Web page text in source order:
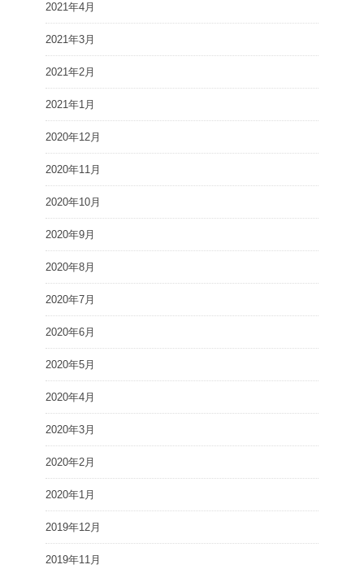
2021年4月
2021年3月
2021年2月
2021年1月
2020年12月
2020年11月
2020年10月
2020年9月
2020年8月
2020年7月
2020年6月
2020年5月
2020年4月
2020年3月
2020年2月
2020年1月
2019年12月
2019年11月